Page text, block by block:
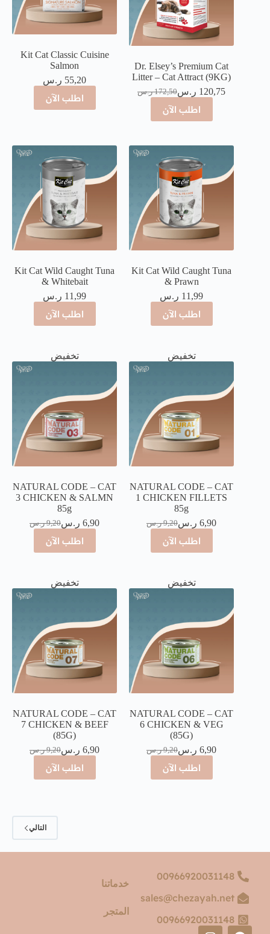
Dr. Elsey’s Premium Cat
Litter – Cat Attract (9KG)
172,50 ر.س 120,75 ر.س
اطلب الآن
Kit Cat Classic Cuisine
Salmon
55,20 ر.س
اطلب الآن
Kit Cat Wild Caught Tuna
& Prawn
11,99 ر.س
اطلب الآن
Kit Cat Wild Caught Tuna
& Whitebait
11,99 ر.س
اطلب الآن
تخفيض
NATURAL CODE – CAT
1 CHICKEN FILLETS
85g
9,20 ر.س 6,90 ر.س
اطلب الآن
تخفيض
NATURAL CODE – CAT
3 CHICKEN & SALMN
85g
9,20 ر.س 6,90 ر.س
اطلب الآن
تخفيض
NATURAL CODE – CAT
6 CHICKEN & VEG
(85G)
9,20 ر.س 6,90 ر.س
اطلب الآن
تخفيض
NATURAL CODE – CAT
7 CHICKEN & BEEF
(85G)
9,20 ر.س 6,90 ر.س
اطلب الآن
التالي
00966920031148
sales@chezayah.net
00966920031148
خدماتنا
المتجر